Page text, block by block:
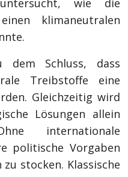
wie die
klimaneutralen
Schluss, dass
Treibstoffe eine
Gleichzeitig wird
Lösungen allein
internationale
politische Vorgaben
stocken. Klassische